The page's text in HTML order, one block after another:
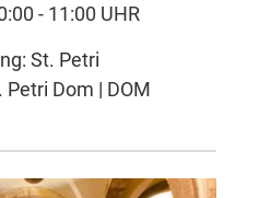
- 11:00 UHR
St. Petri
Dom | DOM